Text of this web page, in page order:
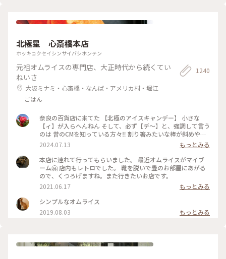
現代アート
北極星 心斎橋本店
ホッキョクセイシンサイバシホンテン
元祖オムライスの専門店、大正時代から続くてい
ねいさ
大阪ミナミ・心斎橋・なんば・アメリカ村・堀江
ごはん
1240
奈良の百貨店に来てた 【北極のアイスキャンデー】 小さな
【ィ】が入らへんねん そして、必ず【デ〜】と、強調して言う
のは 昔のCMを知っている方々‼️ 割り箸みたいな棒が斜めやね
ん ※子供の頃は割り箸やと思いこんでた チョコと違うねん❗️ コ
2024.07.13
もっとみる
本店に連れて行ってもらいました。 最近オムライスがマイブ
ーム🤗 店内もレトロでした。 靴を脱いで畳のお部屋にあがる
ので、くつろげますね。また行きたいお店です。
2021.06.17
もっとみる
シンプルなオムライス
2019.08.03
もっとみる